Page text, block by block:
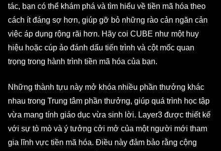
tác, bạn có thể khám phá và tìm hiểu về tiền mã hóa theo
cách ít đáng sợ hơn, giúp gỡ bỏ những rào cản ngăn cản
việc áp dụng rộng rãi hơn. Hãy coi CUBE như một huy
hiệu hoặc cúp ảo đánh dấu tiến trình và cột mốc quan
trọng trong hành trình tiền mã hóa của bạn.
Những thành tựu này mở khóa nhiều phần thưởng khác
nhau trong Trung tâm phần thưởng, giúp quá trình học tập
vừa mang tính giáo dục vừa sinh lời. Layer3 được thiết kế
với sự tò mò và ý tưởng cởi mở của một người mới tham
gia lĩnh vực tiền mã hóa. Điều này đảm bảo rằng cộng